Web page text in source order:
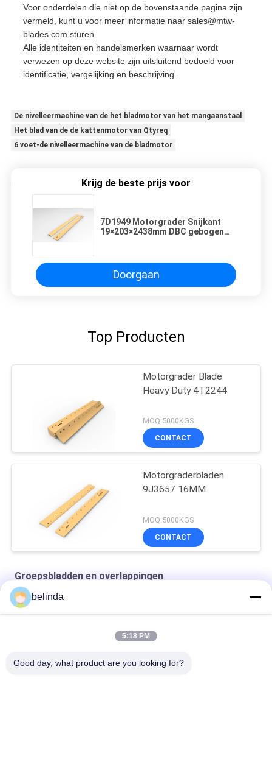
Voor onderdelen die niet op de bovenstaande pagina zijn
vermeld, kunt u voor meer informatie naar sales@mtw-
blades.com sturen.
Alle identiteiten en handelsmerken waarnaar wordt
verwezen op deze website zijn uitsluitend bedoeld voor
identificatie, vergelijking en beschrijving.
De nivelleermachine van de het bladmotor van het mangaanstaal
Het blad van de de kattenmotor van Qtyreq
6 voet-de nivelleermachine van de bladmotor
Krijg de beste prijs voor
7D1949 Motorgrader Snijkant
19×203×2438mm DBC gebogen
Doorgaan
Top Producten
Motorgrader Blade
Heavy Duty 4T2244
MOQ:5000KGS
CONTACT
Motorgraderbladen
9J3657 16MM
MOQ:5000KGS
CONTACT
Groepsbladden en overlappingen
Motorgraderbladen 9 gaten 9W2299
belinda
5:18 PM
Good day, what product are you looking for?